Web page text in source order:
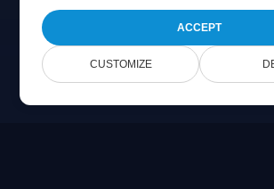
ACCEPT
CUSTOMIZE